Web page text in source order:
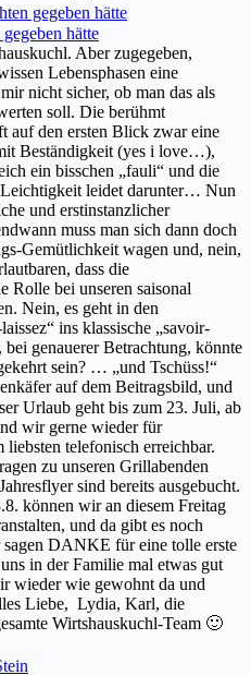
hätte
Aber zugegeben,
Lebensphasen eine
nicht sicher, ob man das als
soll. Die berühmt
auf den ersten Blick zwar eine
Beständigkeit (yes i love…),
ein bisschen „fauli“ und die
leidet darunter… Nun
und erstinstanzlicher
muss man sich dann doch
Gemütlichkeit wagen und, nein,
dass die
Rolle bei unseren saisonal
Nein, es geht in den
ins klassische „savoir-
genauerer Betrachtung, könnte
sein? … „und Tschüss!“
auf dem Beitragsbild, und
Urlaub geht bis zum 23. Juli, ab
wir gerne wieder für
telefonisch erreichbar.
zu unseren Grillabenden
sind bereits ausgebucht.
können wir an diesem Freitag
und da gibt es noch
DANKE für eine tolle erste
in der Familie mal etwas gut
wieder wie gewohnt da und
Liebe, Lydia, Karl, die
Wirtshauskuchl-Team 🙂